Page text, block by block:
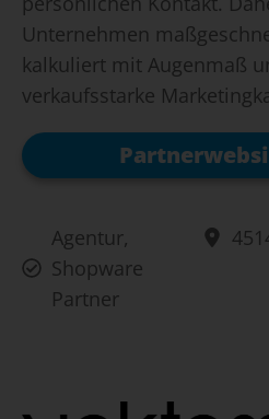
Unternehmen
kalkuliert mit Augenmaß
verkaufsstarke
Agentur,
Shopware
Partner